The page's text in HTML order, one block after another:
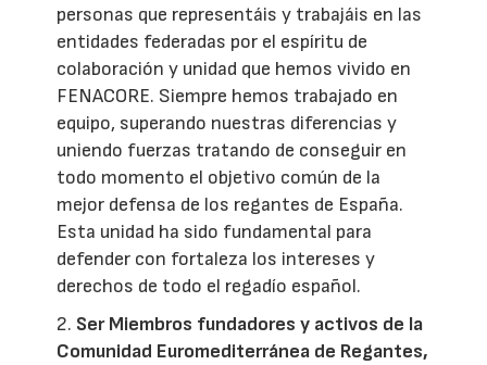
personas que representáis y trabajáis en las
entidades federadas por el espíritu de
colaboración y unidad que hemos vivido en
FENACORE. Siempre hemos trabajado en
equipo, superando nuestras diferencias y
uniendo fuerzas tratando de conseguir en
todo momento el objetivo común de la
mejor defensa de los regantes de España.
Esta unidad ha sido fundamental para
defender con fortaleza los intereses y
derechos de todo el regadío español.
2. Ser Miembros fundadores y activos de la
Comunidad Euromediterránea de Regantes,